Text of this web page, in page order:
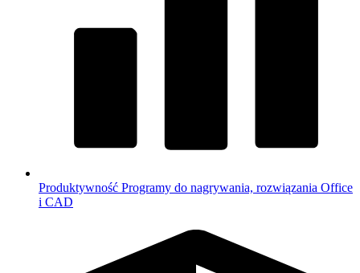
Produktywność Programy do nagrywania, rozwiązania Office
i CAD